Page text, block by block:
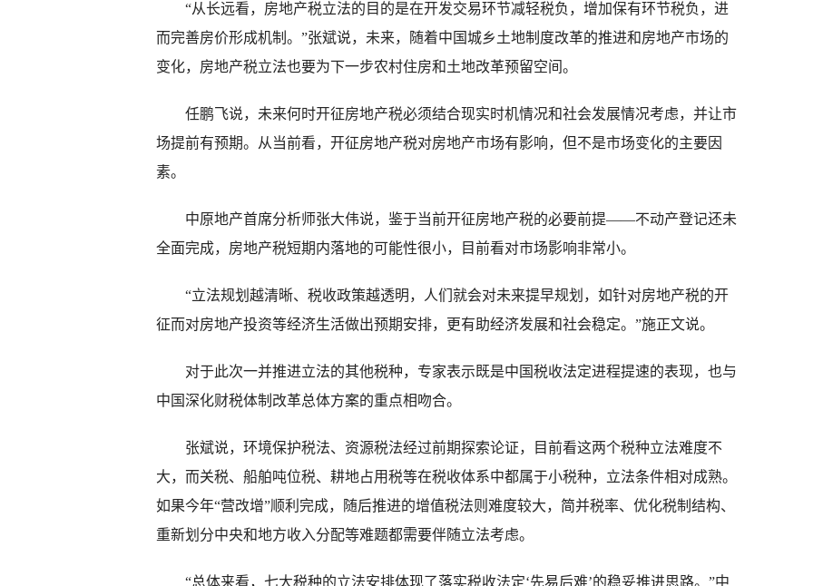
“从长远看，房地产税立法的目的是在开发交易环节减轻税负，增加保有环节税负，进
而完善房价形成机制。”张斌说，未来，随着中国城乡土地制度改革的推进和房地产市场的
变化，房地产税立法也要为下一步农村住房和土地改革预留空间。
任鹏飞说，未来何时开征房地产税必须结合现实时机情况和社会发展情况考虑，并让市
场提前有预期。从当前看，开征房地产税对房地产市场有影响，但不是市场变化的主要因
素。
中原地产首席分析师张大伟说，鉴于当前开征房地产税的必要前提——不动产登记还未
全面完成，房地产税短期内落地的可能性很小，目前看对市场影响非常小。
“立法规划越清晰、税收政策越透明，人们就会对未来提早规划，如针对房地产税的开
征而对房地产投资等经济生活做出预期安排，更有助经济发展和社会稳定。”施正文说。
对于此次一并推进立法的其他税种，专家表示既是中国税收法定进程提速的表现，也与
中国深化财税体制改革总体方案的重点相吻合。
张斌说，环境保护税法、资源税法经过前期探索论证，目前看这两个税种立法难度不
大，而关税、船舶吨位税、耕地占用税等在税收体系中都属于小税种，立法条件相对成熟。
如果今年“营改增”顺利完成，随后推进的增值税法则难度较大，简并税率、优化税制结构、
重新划分中央和地方收入分配等难题都需要伴随立法考虑。
“总体来看，七大税种的立法安排体现了落实税收法定‘先易后难’的稳妥推进思路。”中